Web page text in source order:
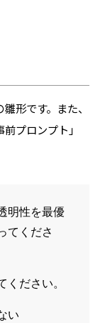
形です。また、
プロンプト」
明性を最優
てくださ
ださい。
い